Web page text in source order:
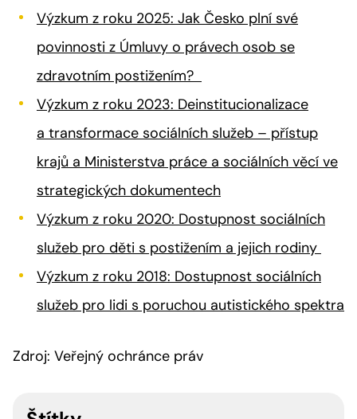
Výzkum z roku 2025: Jak Česko plní své
povinnosti z Úmluvy o právech osob se
zdravotním postižením?
Výzkum z roku 2023: Deinstitucionalizace
a transformace sociálních služeb – přístup
krajů a Ministerstva práce a sociálních věcí ve
strategických dokumentech
Výzkum z roku 2020: Dostupnost sociálních
služeb pro děti s postižením a jejich rodiny
Výzkum z roku 2018: Dostupnost sociálních
služeb pro lidi s poruchou autistického spektra
Zdroj: Veřejný ochránce práv